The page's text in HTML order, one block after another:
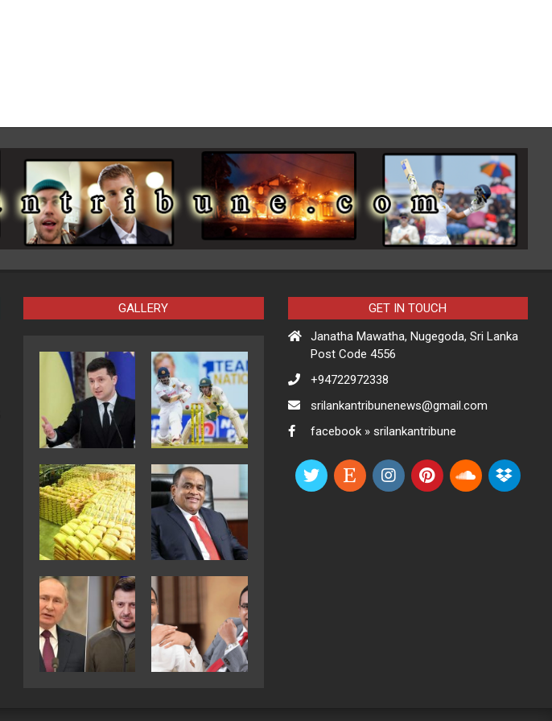
GALLERY
GET IN TOUCH
Janatha Mawatha, Nugegoda, Sri Lanka
Post Code 4556
+94722972338
srilankantribunenews@gmail.com
facebook » srilankantribune